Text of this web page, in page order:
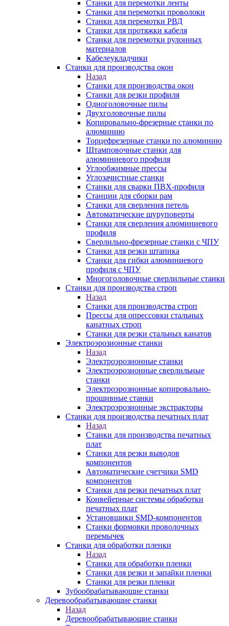
Станки для перемотки ленты
Станки для перемотки проволоки
Станки для перемотки РВД
Станки для протяжки кабеля
Станки для перемотки рулонных
материалов
Кабелеукладчики
Станки для производства окон
Назад
Станки для производства окон
Станки для резки профиля
Одноголовочные пилы
Двухголовочные пилы
Копировально-фрезерные станки по
алюминию
Торцефрезерные станки по алюминию
Штамповочные станки для
алюминиевого профиля
Углообжимные прессы
Углозачистные станки
Станки для сварки ПВХ-профиля
Станции для сборки рам
Станки для сверления петель
Автоматические шуруповерты
Станки для сверления алюминиевого
профиля
Сверлильно-фрезерные станки с ЧПУ
Станки для резки штапика
Станки для гибки алюминиевого
профиля с ЧПУ
Многоголовочные сверлильные станки
Станки для производства строп
Назад
Станки для производства строп
Прессы для опрессовки стальных
канатных строп
Станки для резки стальных канатов
Электроэрозионные станки
Назад
Электроэрозионные станки
Электроэрозионные сверлильные
станки
Электроэрозионные копировально-
прошивные станки
Электроэрозионные экстракторы
Станки для производства печатных плат
Назад
Станки для производства печатных
плат
Станки для резки выводов
компонентов
Автоматические счетчики SMD
компонентов
Станки для резки печатных плат
Конвейерные системы обработки
печатных плат
Установщики SMD-компонентов
Станки формовки проволочных
перемычек
Станки для обработки пленки
Назад
Станки для обработки пленки
Станки для резки и запайки пленки
Станки для резки пленки
Зубообрабатывающие станки
Деревообрабатывающие станки
Назад
Деревообрабатывающие станки